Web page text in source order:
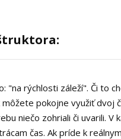
"na rýchlosti záleží". Či to
pokojne využiť dvoj
niečo zohriali či uvarili. V
čas. Ak príde k